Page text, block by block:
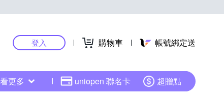
登入 購物車 帳號綁定送
看更多 uniopen 聯名卡 超贈點